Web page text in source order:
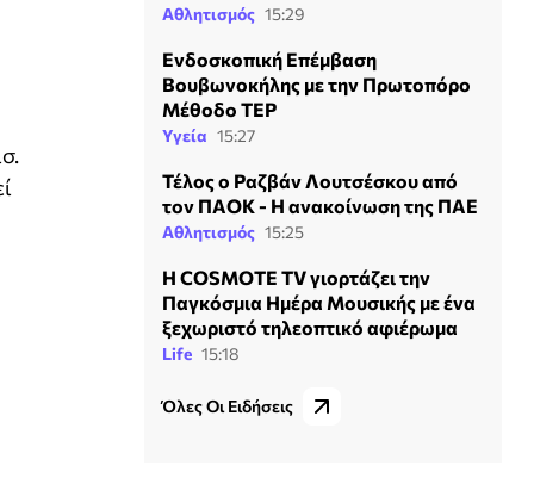
Αθλητισμός 15:29
Ενδοσκοπική Επέμβαση
Βουβωνοκήλης με την Πρωτοπόρο
Μέθοδο TEP
Υγεία 15:27
Τέλος ο Ραζβάν Λουτσέσκου από
τον ΠΑΟΚ - Η ανακοίνωση της ΠΑΕ
Αθλητισμός 15:25
Η COSMOTE TV γιορτάζει την
Παγκόσμια Ημέρα Μουσικής με ένα
ξεχωριστό τηλεοπτικό αφιέρωμα
Life 15:18
Όλες Οι Ειδήσεις